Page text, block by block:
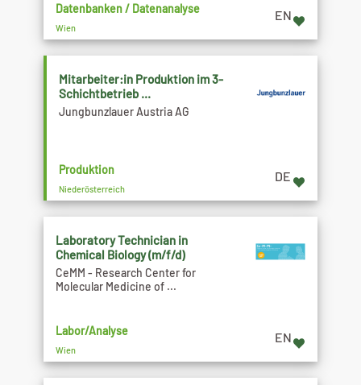
Datenbanken / Datenanalyse
Wien
EN
Mitarbeiter:in Produktion im 3-
Schichtbetrieb ...
Jungbunzlauer Austria AG
Produktion
Niederösterreich
DE
Laboratory Technician in
Chemical Biology (m/f/d)
CeMM - Research Center for
Molecular Medicine of ...
Labor/Analyse
Wien
EN